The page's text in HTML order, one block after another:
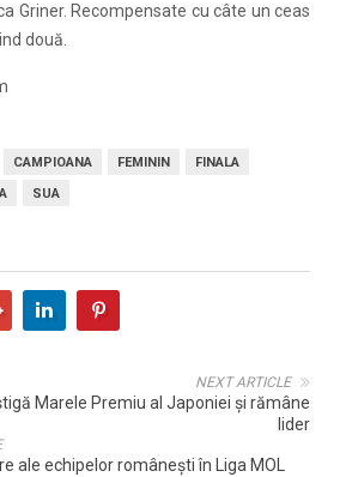
Griner. Recompensate cu câte un ceas
două.
CAMPIOANA FEMININ
FINALA
SUA
NEXT ARTICLE
Marele Premiu al Japoniei și rămâne
lider
ale echipelor românești în Liga MOL